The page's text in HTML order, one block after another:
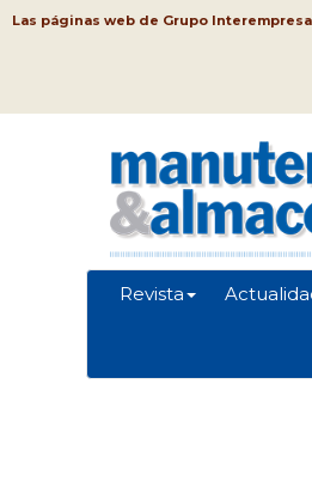
Las páginas web de Grupo
Revista